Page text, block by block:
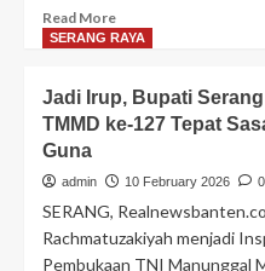
Read MoreRead
more
Zat
Kimia,
Kota
Minta
Warga
Tak
SERANG RAYA
Jadi Irup, Bupati
TMMD ke-127 Tepat
Guna
admin 10 February 2026 0
SERANG,
Rachmatuzakiyah menjadi
Pembukaan TNI Manunggal